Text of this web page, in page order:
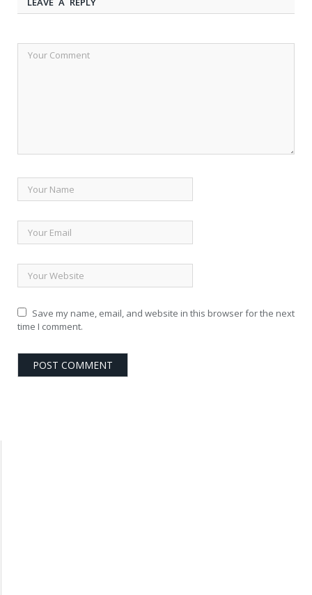
Save my name, email, and website in this browser for the next
time I comment.